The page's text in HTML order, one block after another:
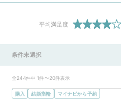
平均満足度
条件未選択
全244件中 1件〜20件表示
購入 結婚指輪 マイナビから予約